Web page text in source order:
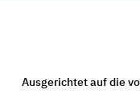
Ausgerichtet auf die